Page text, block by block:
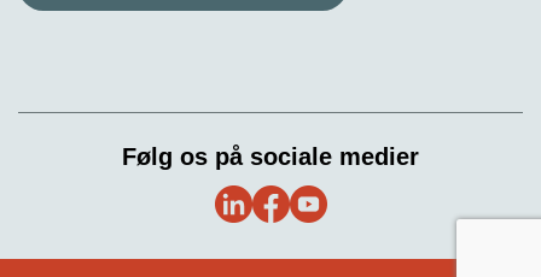
Følg os på sociale medier